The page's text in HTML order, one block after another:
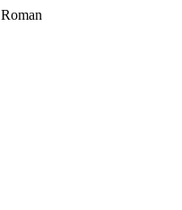
Roman